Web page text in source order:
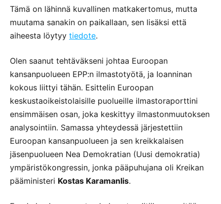
Tämä on lähinnä kuvallinen matkakertomus, mutta
muutama sanakin on paikallaan, sen lisäksi että
aiheesta löytyy tiedote.
Olen saanut tehtäväkseni johtaa Euroopan
kansanpuolueen EPP:n ilmastotyötä, ja Ioanninan
kokous liittyi tähän. Esittelin Euroopan
keskustaoikeistolaisille puolueille ilmastoraporttini
ensimmäisen osan, joka keskittyy ilmastonmuutoksen
analysointiin. Samassa yhteydessä järjestettiin
Euroopan kansanpuolueen ja sen kreikkalaisen
jäsenpuolueen Nea Demokratian (Uusi demokratia)
ympäristökongressin, jonka pääpuhujana oli Kreikan
pääministeri Kostas Karamanlis.